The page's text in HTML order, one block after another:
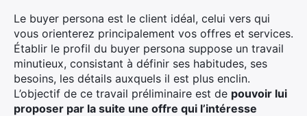
Le buyer persona est le client idéal, celui vers qui
vous orienterez principalement vos offres et services.
Établir le profil du buyer persona suppose un travail
minutieux, consistant à définir ses habitudes, ses
besoins, les détails auxquels il est plus enclin.
L’objectif de ce travail préliminaire est de pouvoir lui
proposer par la suite une offre qui l’intéresse